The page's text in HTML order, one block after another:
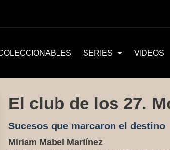
SERIES VIDEOS
El club de los 27.
Sucesos que marcaron el destino
Miriam Mabel Martínez